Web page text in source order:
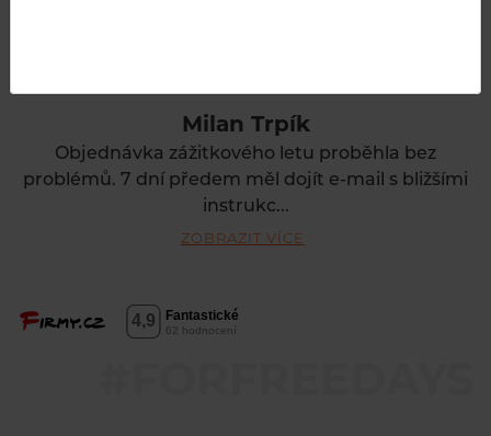
Milan Trpík
Objednávka zážitkového letu proběhla bez
problémů. 7 dní předem měl dojít e-mail s bližšími
instrukc...
ZOBRAZIT VÍCE